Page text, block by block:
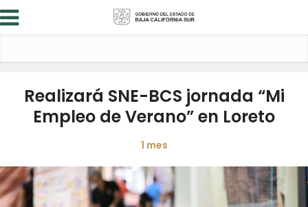
Realizará SNE-BCS jornada “Mi
Empleo de Verano” en Loreto
1 mes